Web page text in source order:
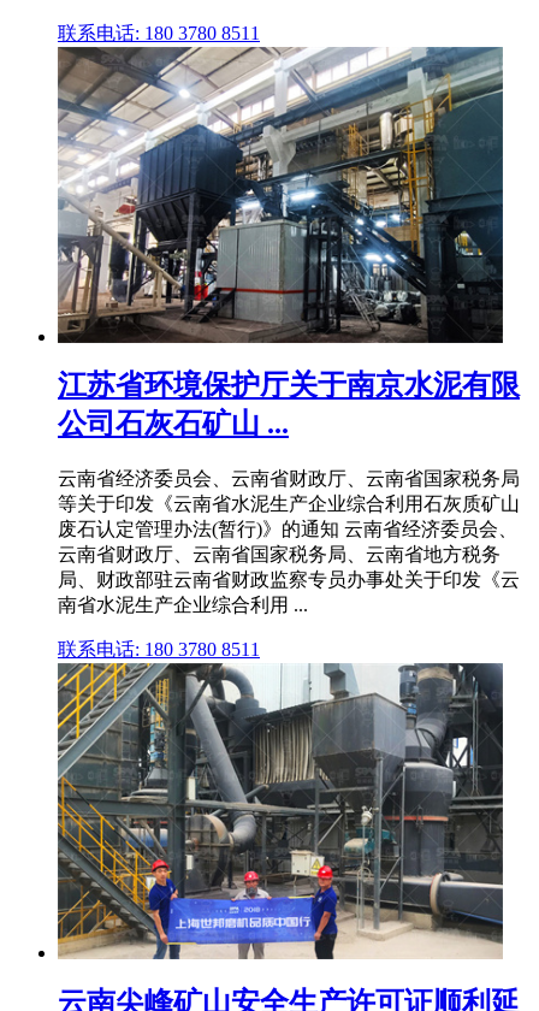
联系电话: 180 3780 8511
江苏省环境保护厅关于南京水泥有限
公司石灰石矿山 ...
云南省经济委员会、云南省财政厅、云南省国家税务局
等关于印发《云南省水泥生产企业综合利用石灰质矿山
废石认定管理办法(暂行)》的通知 云南省经济委员会、
云南省财政厅、云南省国家税务局、云南省地方税务
局、财政部驻云南省财政监察专员办事处关于印发《云
南省水泥生产企业综合利用 ...
联系电话: 180 3780 8511
云南尖峰矿山安全生产许可证顺利延